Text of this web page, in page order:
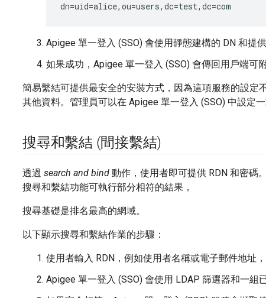
dn=uid=alice,ou=users,dc=test,dc=com
Apigee 單一登入 (SSO) 會使用靜態建構的 DN 和提
如果成功，Apigee 單一登入 (SSO) 會傳回用戶端可
簡易繫結可提供最安全的安裝方式，因為這項服務的設定
其他資料。管理員可以在 Apigee 單一登入 (SSO) 中設定
搜尋和繫結 (間接繫結)
透過 search and bind 動作，使用者即可提供 RDN 和密碼
搜尋和繫結功能可執行部分相符的結果，
搜尋基礎是排名最高的網域。
以下顯示搜尋和繫結作業的步驟：
使用者輸入 RDN，例如使用者名稱或電子郵件地址，
Apigee 單一登入 (SSO) 會使用 LDAP 篩選器和一組